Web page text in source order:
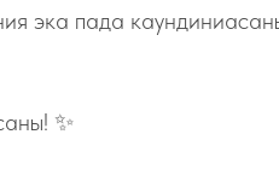
эка пада
✨